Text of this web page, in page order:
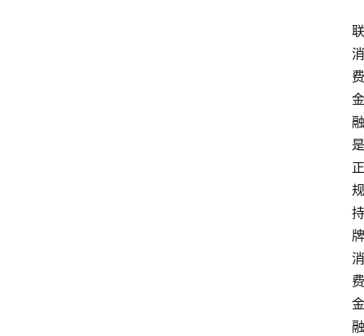
联
消
费
金
融
是
正
规
持
牌
消
费
金
融